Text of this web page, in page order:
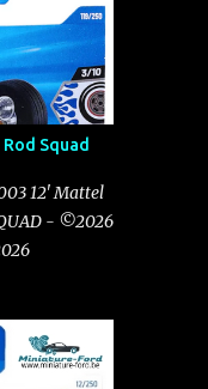
Squad
12' Mattel
- ©2026